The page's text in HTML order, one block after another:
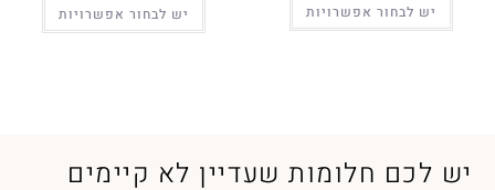
יש לבחור אפשרויות יש לבחור אפשרויות
יש לכם חלומות שעדיין לא קיימים